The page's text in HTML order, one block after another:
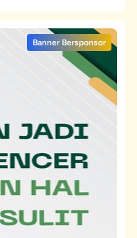
Banner Bersponsor